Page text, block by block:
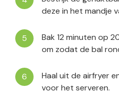
deze in het mandje
Bak 12 minuten op
om zodat de bal
Haal uit de airfryer
voor het serveren.